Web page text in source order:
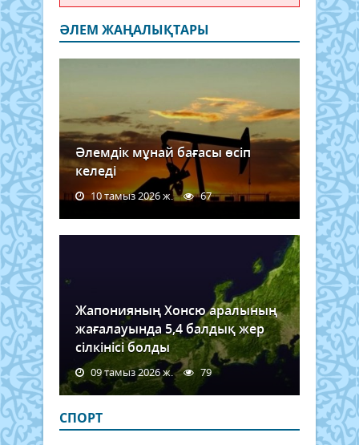
ӘЛЕМ ЖАҢАЛЫҚТАРЫ
Әлемдік мұнай бағасы өсіп
келеді
10 тамыз 2026 ж. 67
Жапонияның Хонсю аралының
жағалауында 5,4 балдық жер
сілкінісі болды
09 тамыз 2026 ж. 79
СПОРТ